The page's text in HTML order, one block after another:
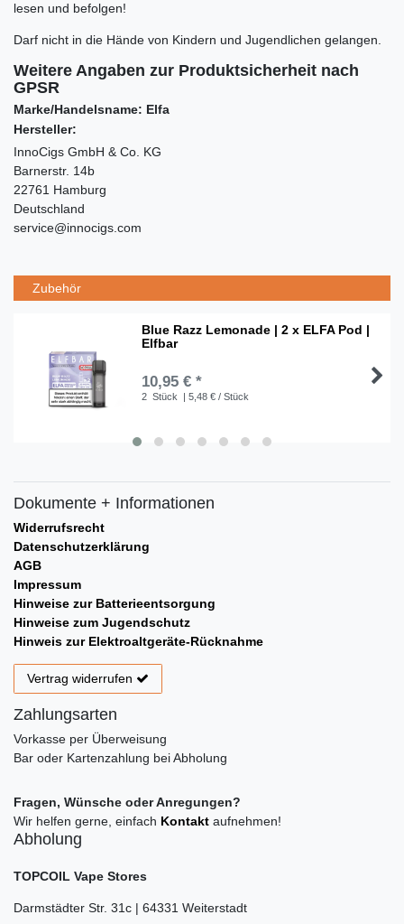
lesen und befolgen!
Darf nicht in die Hände von Kindern und Jugendlichen gelangen.
Weitere Angaben zur Produktsicherheit nach
GPSR
Marke/Handelsname: Elfa
Hersteller:
InnoCigs GmbH & Co. KG
Barnerstr. 14b
22761 Hamburg
Deutschland
service@innocigs.com
Zubehör
Blue Razz Lemonade | 2 x ELFA Pod |
Elfbar
10,95 € *
2 Stück | 5,48 € / Stück
Dokumente + Informationen
Widerrufsrecht
Datenschutzerklärung
AGB
Impressum
Hinweise zur Batterieentsorgung
Hinweise zum Jugendschutz
Hinweis zur Elektroaltgeräte-Rücknahme
Vertrag widerrufen
Zahlungsarten
Vorkasse per Überweisung
Bar oder Kartenzahlung bei Abholung
Fragen, Wünsche oder Anregungen?
Wir helfen gerne, einfach Kontakt aufnehmen!
Abholung
TOPCOIL Vape Stores
Darmstädter Str. 31c | 64331 Weiterstadt